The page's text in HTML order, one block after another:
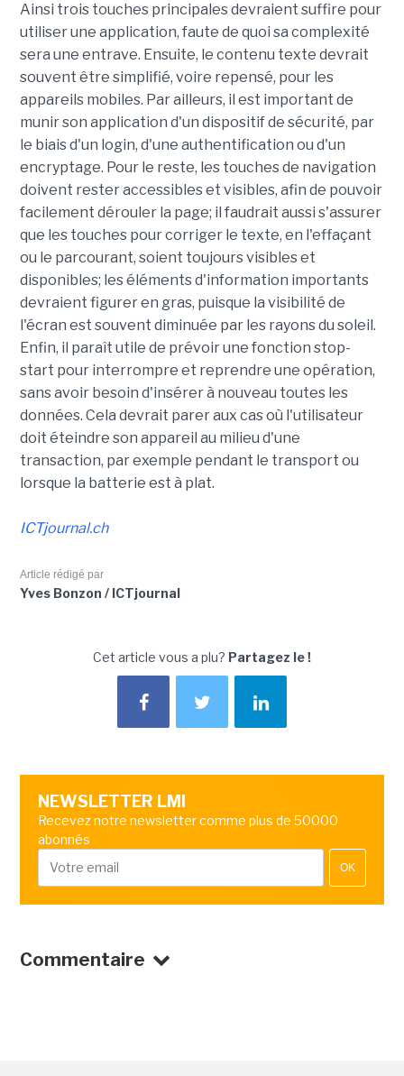
Ainsi trois touches principales devraient suffire pour
utiliser une application, faute de quoi sa complexité
sera une entrave. Ensuite, le contenu texte devrait
souvent être simplifié, voire repensé, pour les
appareils mobiles. Par ailleurs, il est important de
munir son application d'un dispositif de sécurité, par
le biais d'un login, d'une authentification ou d'un
encryptage. Pour le reste, les touches de navigation
doivent rester accessibles et visibles, afin de pouvoir
facilement dérouler la page; il faudrait aussi s'assurer
que les touches pour corriger le texte, en l'effaçant
ou le parcourant, soient toujours visibles et
disponibles; les éléments d'information importants
devraient figurer en gras, puisque la visibilité de
l'écran est souvent diminuée par les rayons du soleil.
Enfin, il paraît utile de prévoir une fonction stop-
start pour interrompre et reprendre une opération,
sans avoir besoin d'insérer à nouveau toutes les
données. Cela devrait parer aux cas où l'utilisateur
doit éteindre son appareil au milieu d'une
transaction, par exemple pendant le transport ou
lorsque la batterie est à plat.
ICTjournal.ch
Article rédigé par
Yves Bonzon / ICTjournal
Cet article vous a plu? Partagez le !
NEWSLETTER LMI
Recevez notre newsletter comme plus de 50000
abonnés
OK
Commentaire